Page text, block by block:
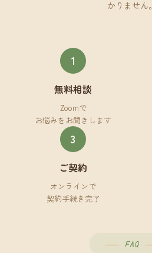
かりません。
1
無料相談
Zoomで
お悩みをお聞きします
3
ご契約
オンラインで
契約手続き完了
FAQ